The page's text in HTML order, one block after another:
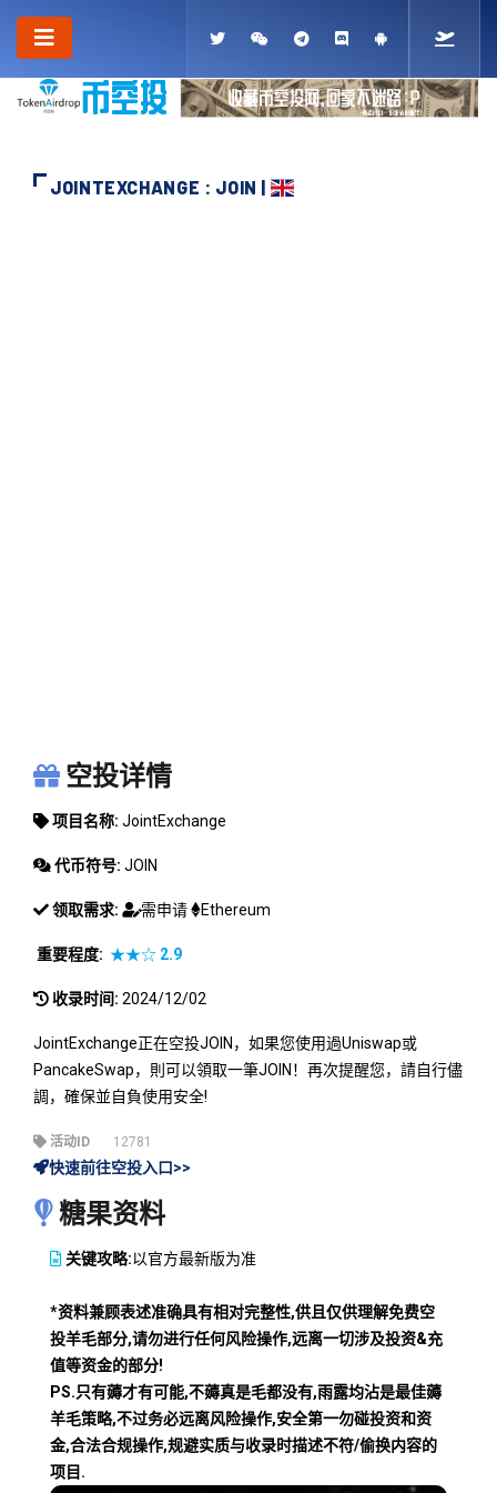
JOINTEXCHANGE : JOIN |
空投详情
项目名称: JointExchange
代币符号: JOIN
领取需求: 需申请 Ethereum
重要程度: ★★☆ 2.9
收录时间: 2024/12/02
JointExchange正在空投JOIN，如果您使用過Uniswap或
PancakeSwap，則可以領取一筆JOIN！再次提醒您，請自行儘
調，確保並自負使用安全!
活动ID 12781
快速前往空投入口>>
糖果资料
关键攻略:以官方最新版为准
*资料兼顾表述准确具有相对完整性,供且仅供理解免费空
投羊毛部分,请勿进行任何风险操作,远离一切涉及投资&充
值等资金的部分!
PS.只有薅才有可能,不薅真是毛都没有,雨露均沾是最佳薅
羊毛策略,不过务必远离风险操作,安全第一勿碰投资和资
金,合法合规操作,规避实质与收录时描述不符/偷换内容的
项目.